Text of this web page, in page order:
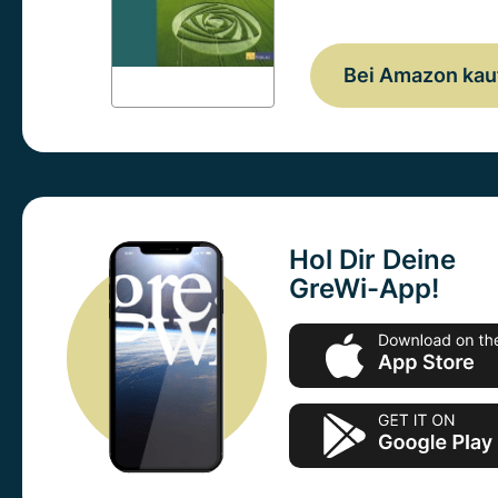
Bei Amazon
Hol Dir Deine
GreWi-App!